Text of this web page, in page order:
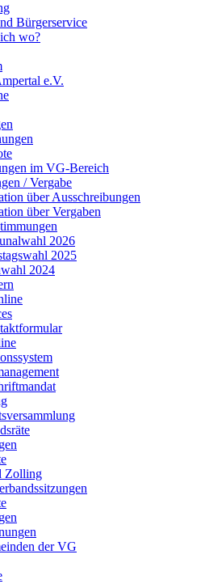
Bürgerservice
wo?
e.V.
im VG-Bereich
/ Vergabe
über Ausschreibungen
über Vergaben
2026
2025
2024
Zolling
der VG